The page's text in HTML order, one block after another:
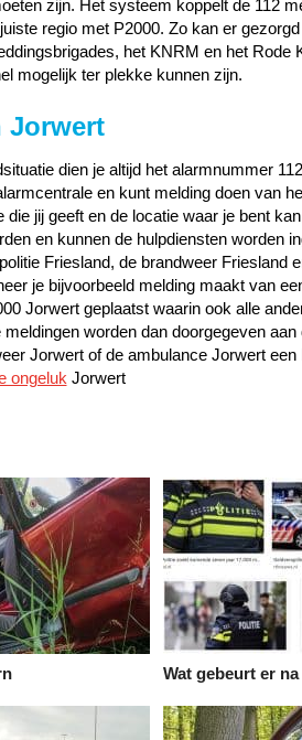
zijn. Het systeem koppelt de 112
regio met P2000. Zo kan er
het KNRM en het Rode
mogelijk ter plekke kunnen zijn.
Jorwert
dien je altijd het alarmnummer
en kunt melding doen van
die jij geeft en de locatie waar je bent
en kunnen de hulpdiensten worden
Friesland, de brandweer Friesland
je bijvoorbeeld melding maakt van
Jorwert geplaatst waarin ook alle
worden dan doorgegeven
Jorwert of de ambulance Jorwert
ongeluk Jorwert
Wat gebeurt er